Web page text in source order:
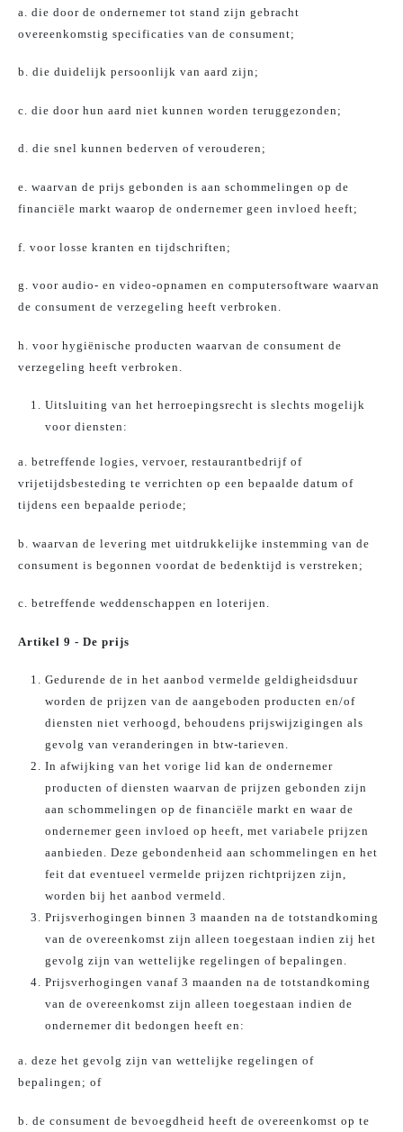
a. die door de ondernemer tot stand zijn gebracht
overeenkomstig specificaties van de consument;
b. die duidelijk persoonlijk van aard zijn;
c. die door hun aard niet kunnen worden teruggezonden;
d. die snel kunnen bederven of verouderen;
e. waarvan de prijs gebonden is aan schommelingen op de
financiële markt waarop de ondernemer geen invloed heeft;
f. voor losse kranten en tijdschriften;
g. voor audio- en video-opnamen en computersoftware waarvan
de consument de verzegeling heeft verbroken.
h. voor hygiënische producten waarvan de consument de
verzegeling heeft verbroken.
Uitsluiting van het herroepingsrecht is slechts mogelijk
voor diensten:
a. betreffende logies, vervoer, restaurantbedrijf of
vrijetijdsbesteding te verrichten op een bepaalde datum of
tijdens een bepaalde periode;
b. waarvan de levering met uitdrukkelijke instemming van de
consument is begonnen voordat de bedenktijd is verstreken;
c. betreffende weddenschappen en loterijen.
Artikel 9 - De prijs
Gedurende de in het aanbod vermelde geldigheidsduur
worden de prijzen van de aangeboden producten en/of
diensten niet verhoogd, behoudens prijswijzigingen als
gevolg van veranderingen in btw-tarieven.
In afwijking van het vorige lid kan de ondernemer
producten of diensten waarvan de prijzen gebonden zijn
aan schommelingen op de financiële markt en waar de
ondernemer geen invloed op heeft, met variabele prijzen
aanbieden. Deze gebondenheid aan schommelingen en het
feit dat eventueel vermelde prijzen richtprijzen zijn,
worden bij het aanbod vermeld.
Prijsverhogingen binnen 3 maanden na de totstandkoming
van de overeenkomst zijn alleen toegestaan indien zij het
gevolg zijn van wettelijke regelingen of bepalingen.
Prijsverhogingen vanaf 3 maanden na de totstandkoming
van de overeenkomst zijn alleen toegestaan indien de
ondernemer dit bedongen heeft en:
a. deze het gevolg zijn van wettelijke regelingen of
bepalingen; of
b. de consument de bevoegdheid heeft de overeenkomst op te